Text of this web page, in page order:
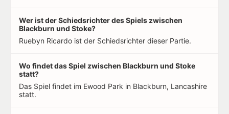
Wer ist der Schiedsrichter des Spiels zwischen
Blackburn und Stoke?
Ruebyn Ricardo ist der Schiedsrichter dieser Partie.
Wo findet das Spiel zwischen Blackburn und Stoke
statt?
Das Spiel findet im Ewood Park in Blackburn, Lancashire
statt.